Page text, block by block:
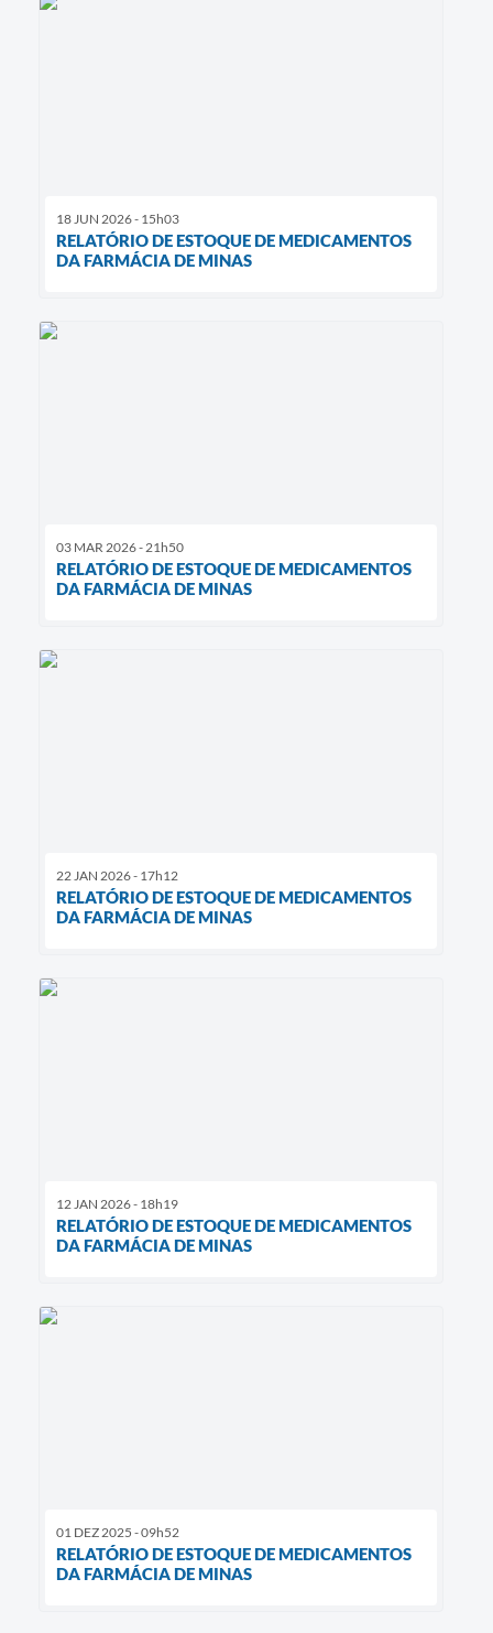
18 JUN 2026 - 15h03
RELATÓRIO DE ESTOQUE DE MEDICAMENTOS
DA FARMÁCIA DE MINAS
03 MAR 2026 - 21h50
RELATÓRIO DE ESTOQUE DE MEDICAMENTOS
DA FARMÁCIA DE MINAS
22 JAN 2026 - 17h12
RELATÓRIO DE ESTOQUE DE MEDICAMENTOS
DA FARMÁCIA DE MINAS
12 JAN 2026 - 18h19
RELATÓRIO DE ESTOQUE DE MEDICAMENTOS
DA FARMÁCIA DE MINAS
01 DEZ 2025 - 09h52
RELATÓRIO DE ESTOQUE DE MEDICAMENTOS
DA FARMÁCIA DE MINAS